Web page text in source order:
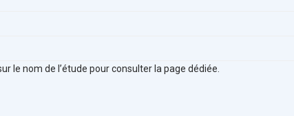
le nom de l’étude pour consulter la page dédiée.